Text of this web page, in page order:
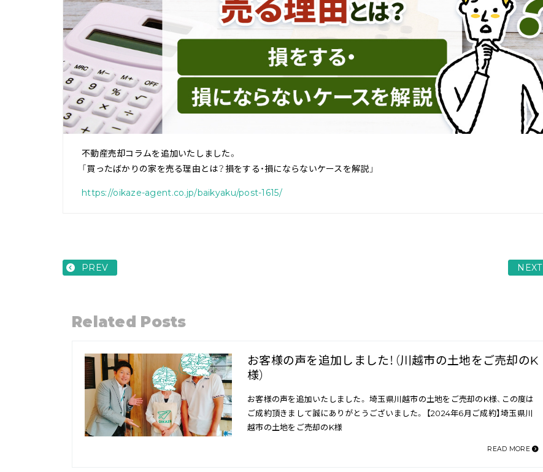
不動産売却コラムを追加いたしました。
「買ったばかりの家を売る理由とは？損をする・損にならないケースを解説」
https://oikaze-agent.co.jp/baikyaku/post-1615/
PREV NEXT
Related Posts
お客様の声を追加しました！（川越市の土地をご売却のK
様）
お客様の声を追加いたしました。 埼玉県川越市の土地をご売却のK様、この度は
ご成約頂きまして誠にありがとうございました。 【2024年6月ご成約】埼玉県川
越市の土地をご売却のK様
READ MORE